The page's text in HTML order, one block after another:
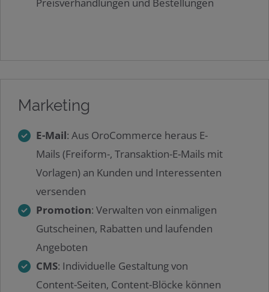
Marketing
E-Mail: Aus OroCommerce heraus E-
Mails (Freiform-, Transaktion-E-Mails mit
Vorlagen) an Kunden und Interessenten
versenden
Promotion: Verwalten von einmaligen
Gutscheinen, Rabatten und laufenden
Angeboten
CMS: Individuelle Gestaltung von
Content-Seiten, Content-Blöcke können